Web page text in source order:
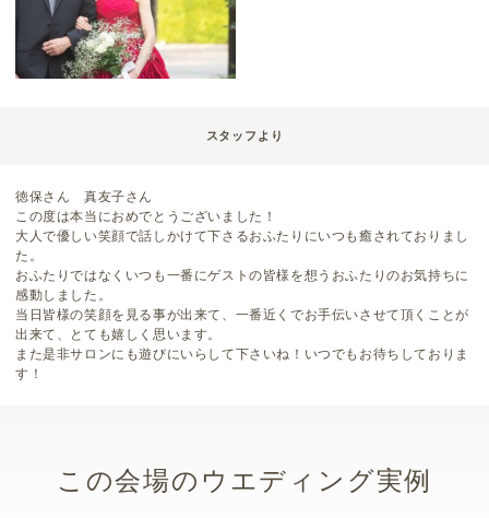
スタッフより
徳保さん 真友子さん
この度は本当におめでとうございました！
大人で優しい笑顔で話しかけて下さるおふたりにいつも癒されておりまし
た。
おふたりではなくいつも一番にゲストの皆様を想うおふたりのお気持ちに
感動しました。
当日皆様の笑顔を見る事が出来て、一番近くでお手伝いさせて頂くことが
出来て、とても嬉しく思います。
また是非サロンにも遊びにいらして下さいね！いつでもお待ちしておりま
す！
この会場のウエディング実例